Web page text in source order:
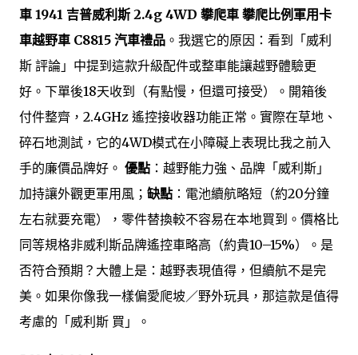
車 1941 吉普威利斯 2.4g 4WD 攀爬車 攀爬比例軍用卡
車越野車 C8815 汽車禮品 。我選它的原因：看到「威利
斯 評論」中提到這款升級配件或整車能讓越野體驗更
好。下單後18天收到（有點慢，但還可接受）。開箱後
付件整齊，2.4GHz 遙控接收器功能正常。實際在草地、
碎石地測試，它的4WD模式在小障礙上表現比我之前入
手的廉價品牌好。 優點 ：越野能力強、品牌「威利斯」
加持讓外觀更軍用風； 缺點 ：電池續航略短（約20分鐘
左右就要充電），零件替換較不容易在本地買到。價格比
同等規格非威利斯品牌遙控車略高（約貴10–15%）。是
否符合預期？大體上是：越野表現值得，但續航不是完
美。如果你像我一樣偏愛爬坡／野外玩具，那這款是值得
考慮的「威利斯 買」。